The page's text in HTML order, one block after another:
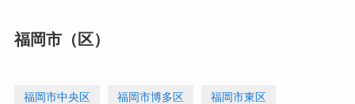
福岡市（区）
福岡市中央区 福岡市博多区 福岡市東区